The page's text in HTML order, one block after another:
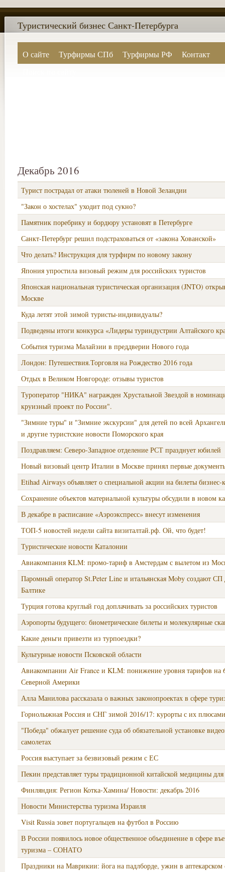
О сайте Турфирмы СПб Турфирмы РФ
Контакт
Туристический бизнес Санкт-Петербурга
Декабрь 2016
Турист пострадал от атаки тюленей в Новой Зеландии
"Закон о хостелах" уходит под сукно?
Памятник поребрику и бордюру установят в Петербурге
Санкт-Петербург решил подстраховаться от «закона Хованской»
Что делать? Инструкция для турфирм по новому закону
Япония упростила визовый режим для российских туристов
Японская национальная туристическая организация (JNTO)
Москве
Куда летят этой зимой туристы-индивидуалы?
Подведены итоги конкурса «Лидеры туриндустрии Алтайского
События туризма Малайзии в преддверии Нового года
Лондон: Путешествия.Торговля на Рождество 2016 года
Отдых в Великом Новгороде: отзывы туристов
Туроператор "НИКА" награжден Хрустальной Звездой в
круизный проект по России".
"Зимние туры" и "Зимние экскурсии" для детей по всей
и другие туристские новости Поморского края
Поздравляем: Северо-Западное отделение РСТ празднует юбилей
Новый визовый центр Италии в Москве принял первые
Etihad Airways объявляет о специальной акции на билеты бизнес-
Сохранение объектов материальной культуры обсудили в новом
В декабре в расписание «Аэроэкспресс» внесут изменения
ТОП-5 новостей недели сайта визиталтай.рф. Ой, что будет!
Туристические новости Каталонии
Авиакомпания KLM: промо-тариф в Амстердам с вылетом из
Паромный оператор St.Peter Line и итальянская Moby создают СП
Балтике
Турция готова круглый год доплачивать за российских туристов
Аэропорты будущего: биометрические билеты и молекулярные
Какие деньги привезти из турпоездки?
Культурные новости Псковской области
Авиакомпании Air France и KLM: понижение уровня тарифов на
Северной Америки
Алла Манилова рассказала о важных законопроектах в сфере
Горнолыжная Россия и СНГ зимой 2016/17: курорты с их
"Победа" обжалует решение суда об обязательной установке
самолетах
Россия выступает за безвизовый режим с ЕС
Пекин представляет туры традиционной китайской медицины
Финляндия: Регион Котка-Хамина/ Новости: декабрь 2016
Новости Министерства туризма Израиля
Visit Russia зовет португальцев на футбол в Россию
В России появилось новое общественное объединение в сфере
туризма – СОНАТО
Праздники на Маврикии: йога на падлборде, ужин в аптекарском